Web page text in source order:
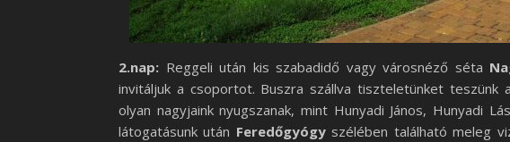
2.nap: Reggeli után kis szabadidő vagy városnéző séta
invitáljuk a csoportot. Buszra szállva tiszteletünket teszünk
olyan nagyjaink nyugszanak, mint Hunyadi János, Hunyadi
látogatásunk után Feredőgyógyszélében található meleg